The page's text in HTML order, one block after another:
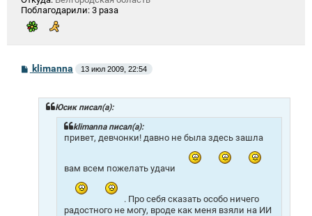
Поблагодарили: 3 раза
Сklimanna 13 июл 2009, 22:54
Юсик писал(а):
klimanna писал(а):
привет, девчонки! давно не была здесь зашла
вам всем пожелать удачи
. Про себя сказать особо ничего
радостного не могу, вроде как меня взяли на ИИ